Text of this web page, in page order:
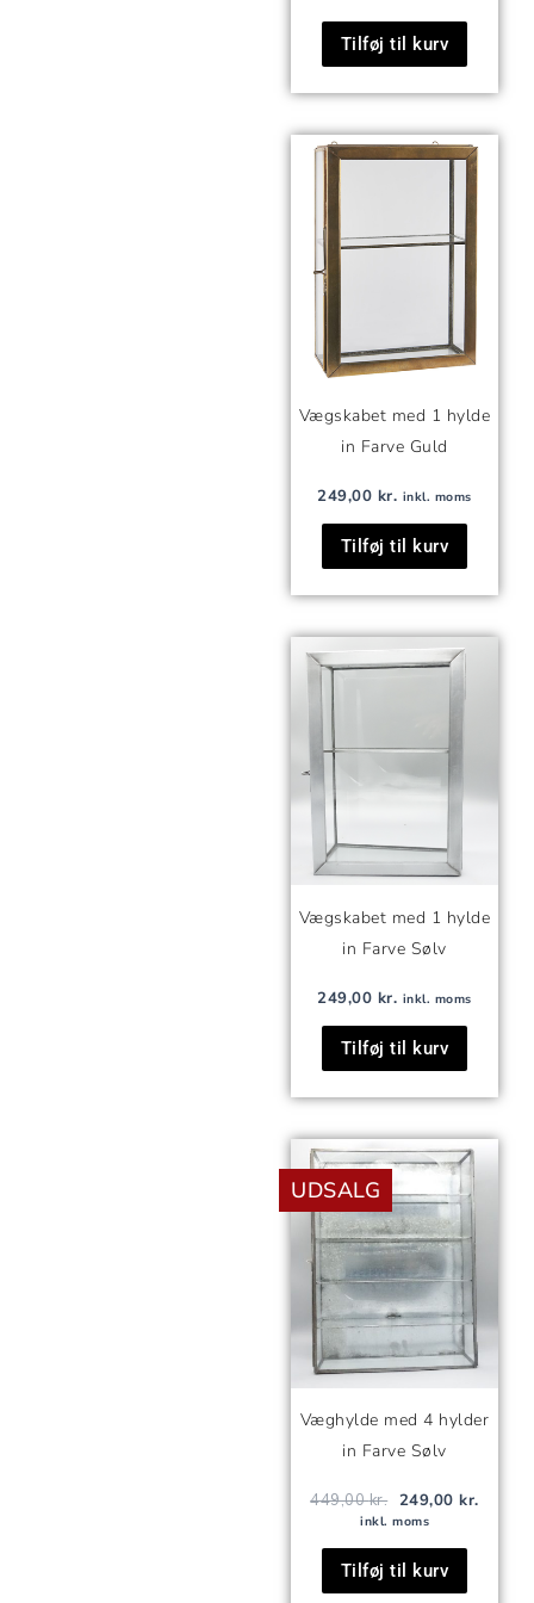
Tilføj til kurv
Vægskabet med 1 hylde
in Farve Guld
249,00 kr. inkl. moms
Tilføj til kurv
Vægskabet med 1 hylde
in Farve Sølv
249,00 kr. inkl. moms
Tilføj til kurv
UDSALG
Væghylde med 4 hylder
in Farve Sølv
449,00kr.
Den
oprindelige
var:
449,00 kr..
249,00kr.
Den
inkl. moms
Tilføj til kurv